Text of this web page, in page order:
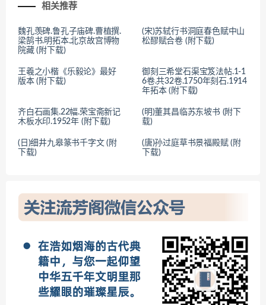
相关推荐
魏孔羡碑.鲁孔子庙碑.曹植撰.
梁鹄书.明拓本.北京故宫博物
院藏 (附下载)
(宋)苏轼行书洞庭春色赋中山
松醪赋合卷 (附下载)
王羲之小楷《乐毅论》最好
版本 (附下载)
御刻三希堂石渠宝笈法帖.1-1
6卷.共32卷.1750年刻石.1914
年拓本 (附下载)
齐白石画集.22幅.荣宝斋新记
木板水印.1952年 (附下载)
(明)董其昌临苏东坡书 (附下
载)
(日)细井九皋篆书千字文 (附
下载)
(唐)孙过庭草书景福殿赋 (附
下载)